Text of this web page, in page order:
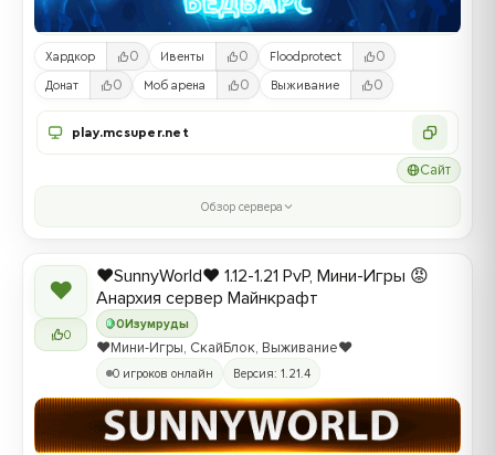
Хардкор 0 Ивенты 0 Floodprotect 0
Донат 0 Моб арена 0 Выживание 0
play.mcsuper.net
Сайт
Обзор сервера
❤
0
0Изумруды
❤️SunnyWorld❤️ 1.12-1.21 PvP, Мини-Игры 😡
Анархия сервер Майнкрафт
❤️Мини-Игры, СкайБлок, Выживание❤️
0 игроков онлайн Версия: 1.21.4